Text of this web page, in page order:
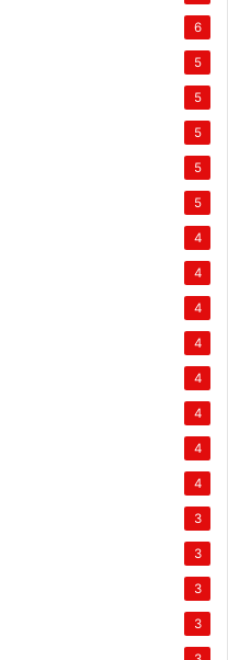
6
5
5
5
5
5
4
4
4
4
4
4
4
4
3
3
3
3